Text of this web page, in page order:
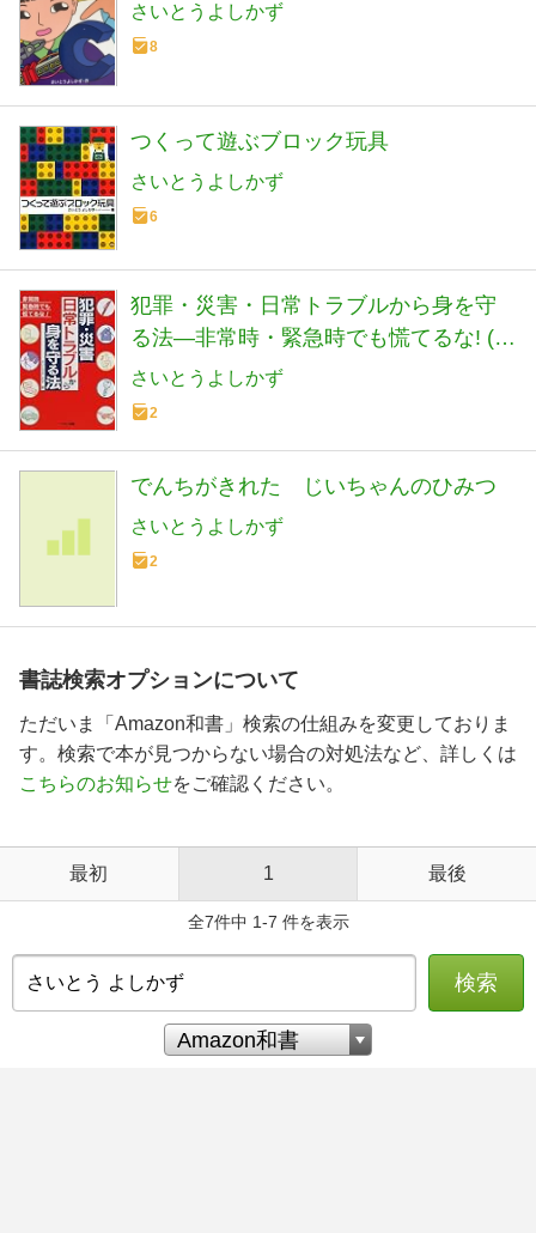
さいとうよしかず
8
つくって遊ぶブロック玩具
さいとうよしかず
6
犯罪・災害・日常トラブルから身を守
る法―非常時・緊急時でも慌てるな! (特
選街BOOKS)
さいとうよしかず
2
でんちがきれた じいちゃんのひみつ
さいとうよしかず
2
書誌検索オプションについて
ただいま「Amazon和書」検索の仕組みを変更しておりま
す。検索で本が見つからない場合の対処法など、詳しくは
こちらのお知らせをご確認ください。
最初 1 最後
全7件中 1-7 件を表示
検索